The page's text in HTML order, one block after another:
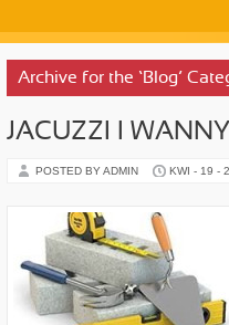
Archive for the ‘Blog’
JACUZZI I
POSTED BY ADMIN KWI - 19 -